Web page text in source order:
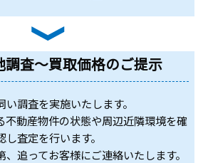
調査～買取価格のご提示
い調査を実施いたします。
不動産物件の状態や周辺近隣環境を確
し査定を行います。
追ってお客様にご連絡いたします。